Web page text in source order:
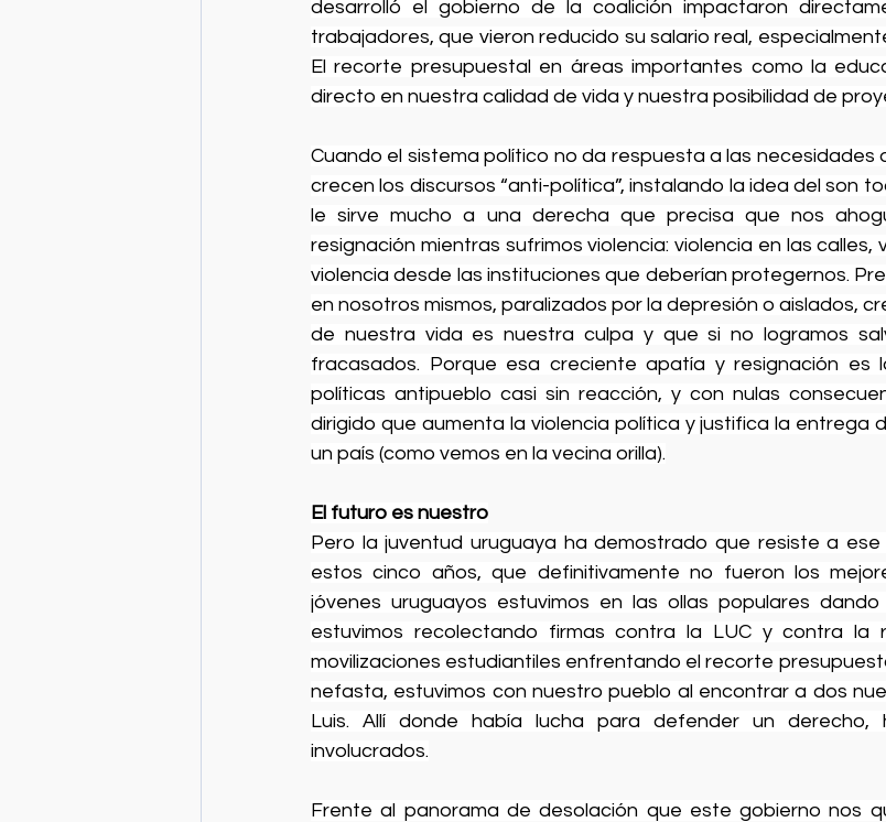
desarrolló el gobierno de la coalición impactaron
trabajadores, que vieron reducido su salario real,
El recorte presupuestal en áreas importantes como la
directo en nuestra calidad de vida y nuestra posibilidad de
Cuando el sistema político no da respuesta a las necesidades
crecen los discursos “anti-política”, instalando la idea del son
le sirve mucho a una derecha que precisa que nos
resignación mientras sufrimos violencia: violencia en las calles,
violencia desde las instituciones que deberían protegernos.
en nosotros mismos, paralizados por la depresión o aislados,
de nuestra vida es nuestra culpa y que si no logramos
fracasados. Porque esa creciente apatía y resignación es
políticas antipueblo casi sin reacción, y con nulas
dirigido que aumenta la violencia política y justifica la entrega
un país (como vemos en la vecina orilla).
El futuro es nuestro
Pero la juventud uruguaya ha demostrado que resiste a ese
estos cinco años, que definitivamente no fueron los
jóvenes uruguayos estuvimos en las ollas populares
estuvimos recolectando firmas contra la LUC y contra la
movilizaciones estudiantiles enfrentando el recorte
nefasta, estuvimos con nuestro pueblo al encontrar a dos
Luis. Allí donde había lucha para defender un derecho,
involucrados.
Frente al panorama de desolación que este gobierno nos